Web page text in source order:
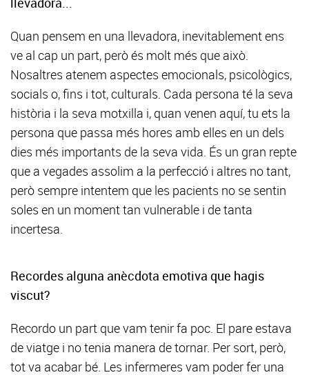
Quan pensem en una llevadora, inevitablement ens
ve al cap un part, però és molt més que això.
Nosaltres atenem aspectes emocionals, psicològics,
socials o, fins i tot, culturals. Cada persona té la seva
història i la seva motxilla i, quan venen aquí, tu ets la
persona que passa més hores amb elles en un dels
dies més importants de la seva vida. És un gran repte
que a vegades assolim a la perfecció i altres no tant,
però sempre intentem que les pacients no se sentin
soles en un moment tan vulnerable i de tanta
incertesa.
Recordes alguna anècdota emotiva que hagis
viscut?
Recordo un part que vam tenir fa poc. El pare estava
de viatge i no tenia manera de tornar. Per sort, però,
tot va acabar bé. Les infermeres vam poder fer una